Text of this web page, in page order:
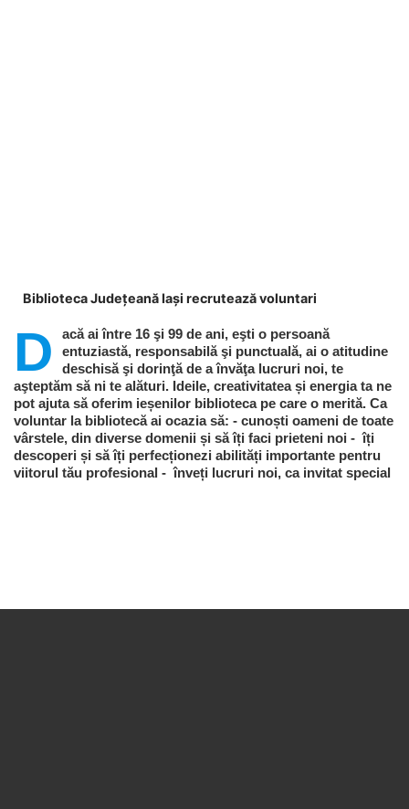
Biblioteca Judeţeană Iaşi recrutează voluntari
D
acă ai între 16 şi 99 de ani, eşti o persoană
entuziastă, responsabilă şi punctuală, ai o atitudine
deschisă şi dorinţă de a învăţa lucruri noi, te
aşteptăm să ni te alături. Ideile, creativitatea și energia ta ne
pot ajuta să oferim ieșenilor biblioteca pe care o merită. Ca
voluntar la bibliotecă ai ocazia să: - cunoști oameni de toate
vârstele, din diverse domenii și să îți faci prieteni noi - îți
descoperi și să îți perfecționezi abilități importante pentru
viitorul tău profesional - înveți lucruri noi, ca invitat special